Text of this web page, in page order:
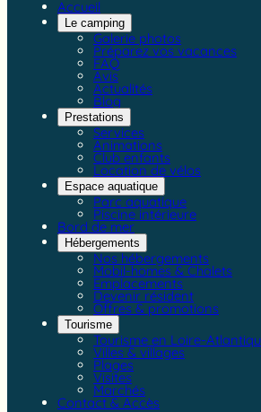
Accueil
Le camping
Galerie photos
Préparez vos vacances
FAQ
Avis
Actualités
Blog
Prestations
Services
Animations
Club enfants
Location de vélos
Espace aquatique
Parc aquatique
Piscine intérieure
Bord de mer
Hébergements
Nos hébergements
Mobil-homes & Chalets
Emplacements
Devenir résident
Offres & promotions
Tourisme
Tourisme en Loire-
Villes & villages
Plages
Visites
Marchés
Contact & Accès